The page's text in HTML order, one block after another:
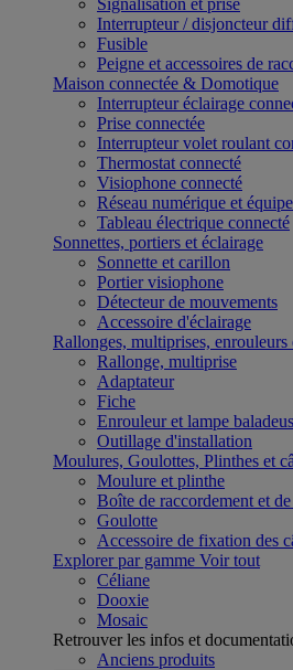
Signalisation et prise
Interrupteur / disjoncteur
Fusible
Peigne et accessoires de
Maison connectée & Domotique
Interrupteur éclairage
Prise connectée
Interrupteur volet roulant
Thermostat connecté
Visiophone connecté
Réseau numérique et
Tableau électrique connecté
Sonnettes, portiers et éclairage
Sonnette et carillon
Portier visiophone
Détecteur de mouvements
Accessoire d'éclairage
Rallonges, multiprises, enrouleurs
Rallonge, multiprise
Adaptateur
Fiche
Enrouleur et lampe
Outillage d'installation
Moulures, Goulottes, Plinthes et
Moulure et plinthe
Boîte de raccordement et
Goulotte
Accessoire de fixation des
Explorer par gamme Voir tout
Céliane
Dooxie
Mosaic
Retrouver les infos et
Anciens produits